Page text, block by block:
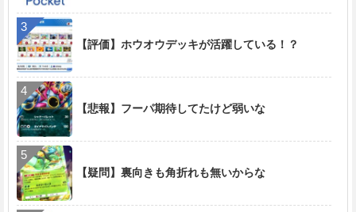
【評価】ホウオウデッキが活躍している！？
【悲報】フーパ期待してたけど弱いな
【疑問】裏向きも角折れも無いからな